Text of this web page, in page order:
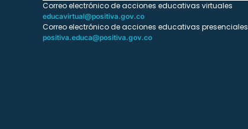
Correo electrónico de acciones educativas virtuales
educavirtual@positiva.gov.co
Correo electrónico de acciones educativas presenciales
positiva.educa@positiva.gov.co